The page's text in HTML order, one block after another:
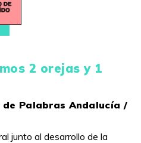
2 orejas y 1
de Palabras Andalucía /
junto al desarrollo de la